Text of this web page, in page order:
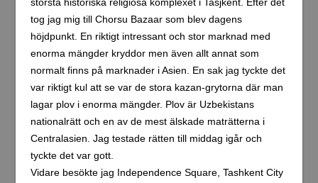
tog jag mig till Chorsu Bazaar som blev dagens
höjdpunkt. En riktigt intressant och stor marknad med
enorma mängder kryddor men även allt annat som
normalt finns på marknader i Asien. En sak jag tyckte det
var riktigt kul att se var de stora kazan-grytorna där man
lagar plov i enorma mängder. Plov är Uzbekistans
nationalrätt och en av de mest älskade maträtterna i
Centralasien. Jag testade rätten till middag igår och
tyckte det var gott.
Vidare besökte jag Independence Square, Tashkent City